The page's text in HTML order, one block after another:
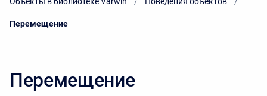
Current:
Перемещение
Перемещение